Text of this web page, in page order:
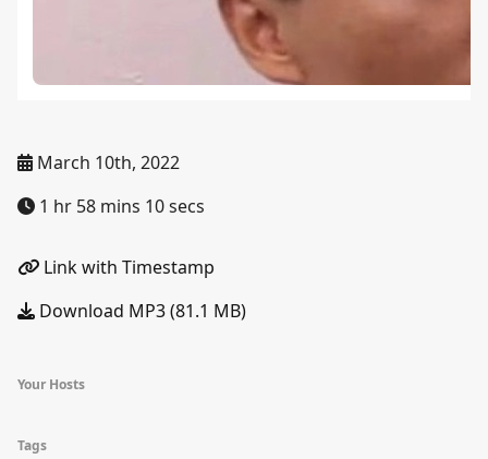
March 10th, 2022
1 hr 58 mins 10 secs
Link with Timestamp
Download MP3 (81.1 MB)
Your Hosts
Tags